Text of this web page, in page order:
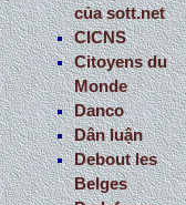
của sott.net
CICNS
Citoyens du
Monde
Danco
Dân luận
Debout les
Belges